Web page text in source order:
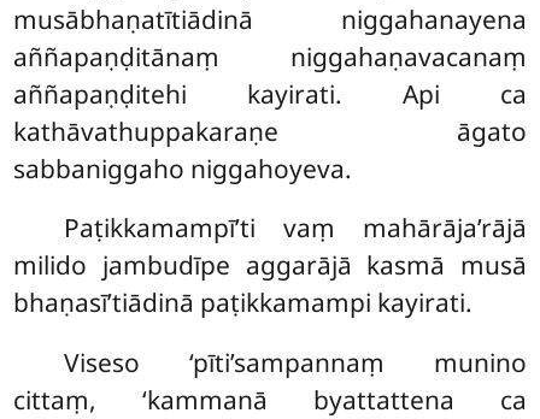
musābhaṇatītiādinā niggahanayena
aññapaṇḍitānaṃ niggahaṇavacanaṃ
aññapaṇḍitehi kayirati. Api ca
kathāvathuppakaraṇe āgato
sabbaniggaho niggahoyeva.
Paṭikkamampī’ti vaṃ mahārāja’rājā
milido jambudīpe aggarājā kasmā musā
bhaṇasī’tiādinā paṭikkamampi kayirati.
Viseso ‘pīti’sampannaṃ munino
cittaṃ, ‘kammanā byattattena ca